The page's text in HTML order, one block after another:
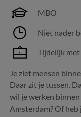
MBO
Niet nader
Tijdelijk
Je ziet mensen
Daar zit je tussen.
wil je werken
Amsterdam? Of heb